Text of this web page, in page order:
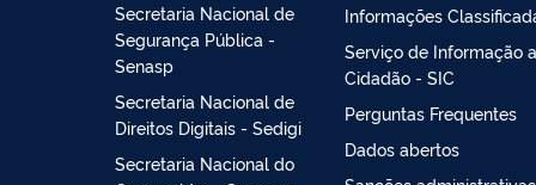
Secretaria Nacional de
Segurança Pública -
Senasp
Secretaria Nacional de
Direitos Digitais - Sedigi
Secretaria Nacional do
Informações
Serviço de Informação
Cidadão - SIC
Perguntas Frequentes
Dados abertos